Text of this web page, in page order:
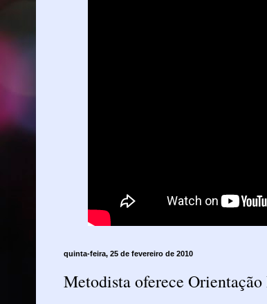
quinta-feira, 25 de fevereiro de 2010
Metodista oferece